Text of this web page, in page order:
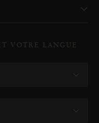
VOTRE LANGUE